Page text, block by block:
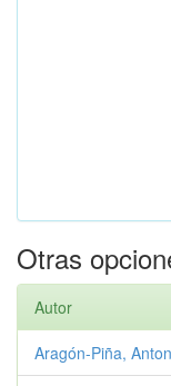
Otras
Autor
Aragón-Piña,